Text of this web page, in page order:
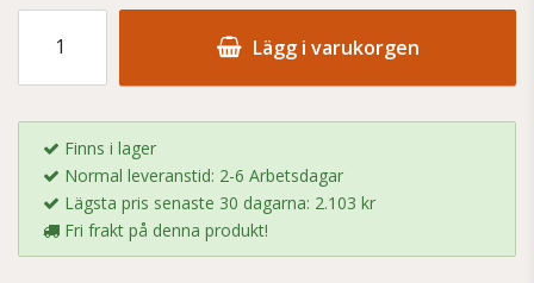
Lägg i varukorgen
Finns i lager
Normal leveranstid: 2-6 Arbetsdagar
Lägsta pris senaste 30 dagarna: 2.103 kr
Fri frakt på denna produkt!